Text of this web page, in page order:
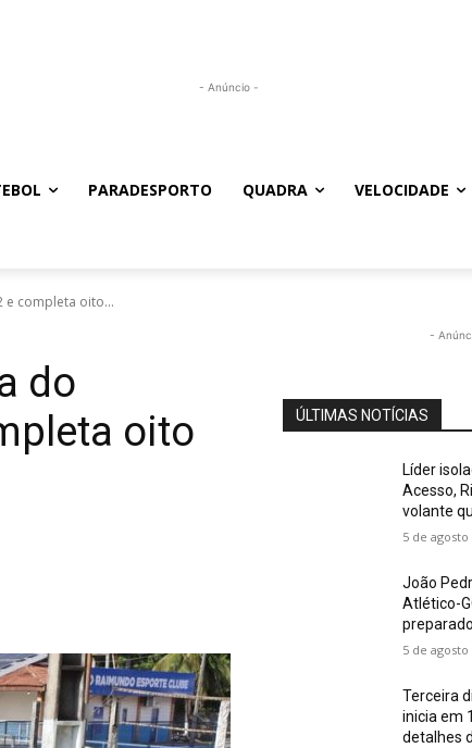
- Anúncio -
PARADESPORTO QUADRA VELOCIDADE
e completa oito...
do
oito
-
ÚLTIMAS NOTÍCIAS
Líder
Acesso,
volante
5 de agosto
João
Atlético-
5 de agosto
Terceira
inicia em
detalhes